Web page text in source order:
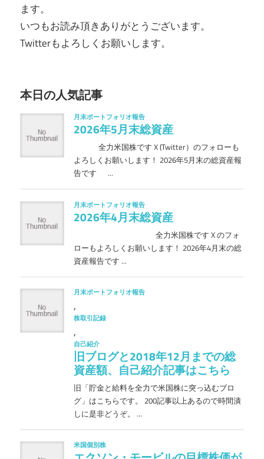
ます。
いつもお読み頂きありがとうございます。
Twitterもよろしくお願いします。
本日の人気記事